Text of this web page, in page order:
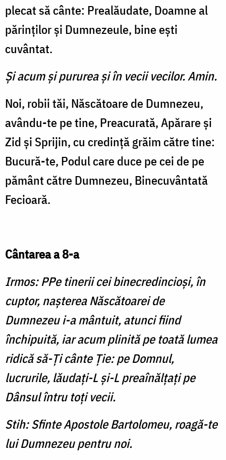
plecat să cânte: Prealăudate, Doamne al
părinţilor şi Dumnezeule, bine eşti
cuvântat.
Şi acum şi pururea şi în vecii vecilor. Amin.
Noi, robii tăi, Născătoare de Dumnezeu,
avându-te pe tine, Preacurată, Apărare şi
Zid şi Sprijin, cu credinţă grăim către tine:
Bucură-te, Podul care duce pe cei de pe
pământ către Dumnezeu, Binecuvântată
Fecioară.
Cântarea a 8-a
Irmos: PPe tinerii cei binecredincioşi, în
cuptor, naşterea Născătoarei de
Dumnezeu i-a mântuit, atunci fiind
închipuită, iar acum plinită pe toată lumea
ridică să-Ţi cânte Ţie: pe Domnul,
lucrurile, lăudaţi-L şi-L preaînălţaţi pe
Dânsul întru toţi vecii.
Stih: Sfinte Apostole Bartolomeu, roagă-te
lui Dumnezeu pentru noi.